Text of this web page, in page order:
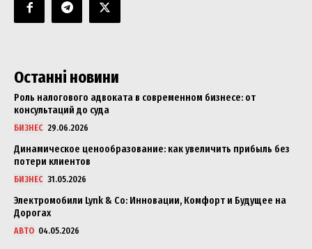
Останні новини
Роль налогового адвоката в современном бизнесе: от
консультаций до суда
БИЗНЕС 29.06.2026
Динамическое ценообразование: как увеличить прибыль без
потери клиентов
БИЗНЕС 31.05.2026
Электромобили Lynk & Co: Инновации, Комфорт и Будущее на
Дорогах
АВТО 04.05.2026